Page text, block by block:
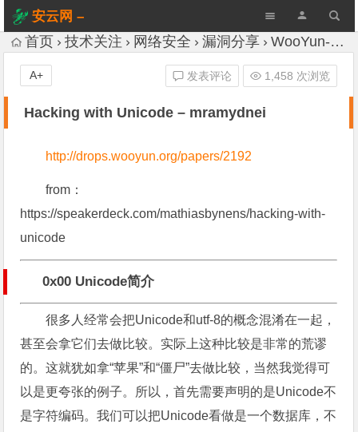
安云网 –
AnYun.ORG
首页 技术关注 网络安全 漏洞分享 WooYun-Drops
Hacking with Unicode – mramydnei
发表评论 1,458 次浏览
A+
http://drops.wooyun.org/papers/2192
from：
https://speakerdeck.com/mathiasbynens/hacking-with-
unicode
0x00 Unicode简介
很多人经常会把Unicode和utf-8的概念混淆在一起，
甚至会拿它们去做比较。实际上这种比较是非常的荒谬
的。这就犹如拿“苹果”和“僵尸”去做比较，当然我觉得可
以是更夸张的例子。所以，首先需要声明的是Unicode不
是字符编码。我们可以把Unicode看做是一个数据库，不